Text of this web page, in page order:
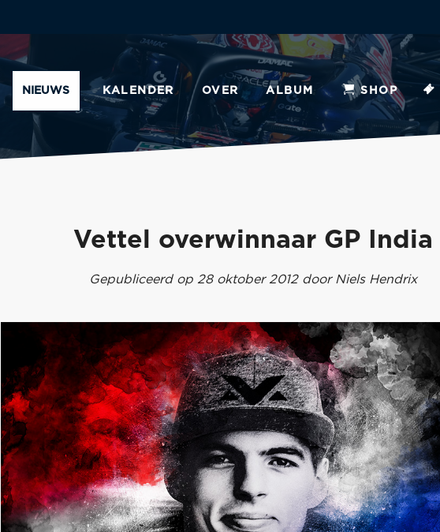
NIEUWS KALENDER OVER ALBUM SHOP
Vettel overwinnaar GP India
Gepubliceerd op 28 oktober 2012 door Niels Hendrix